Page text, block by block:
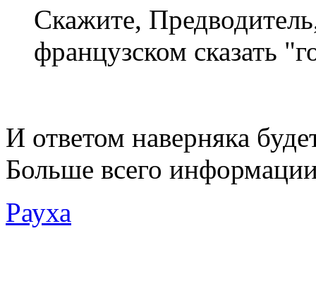
Скажите,
французском сказать
И ответом наверняка
Больше всего
Рауха